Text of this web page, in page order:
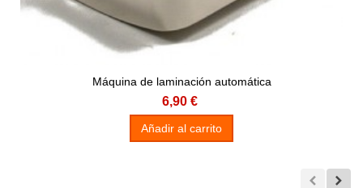
Máquina de laminación automática
6,90 €
Añadir al carrito